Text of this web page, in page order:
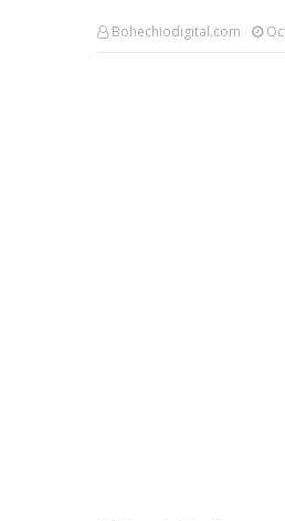
Bohechiodigital.com